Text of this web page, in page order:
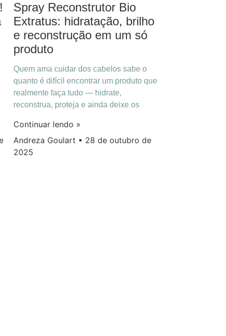
Spray Reconstrutor Bio
Extratus: hidratação, brilho
e reconstrução em um só
produto
Quem ama cuidar dos cabelos sabe o
quanto é difícil encontrar um produto que
realmente faça tudo — hidrate,
reconstrua, proteja e ainda deixe os
Continuar lendo »
Andreza Goulart
28 de outubro de
2025